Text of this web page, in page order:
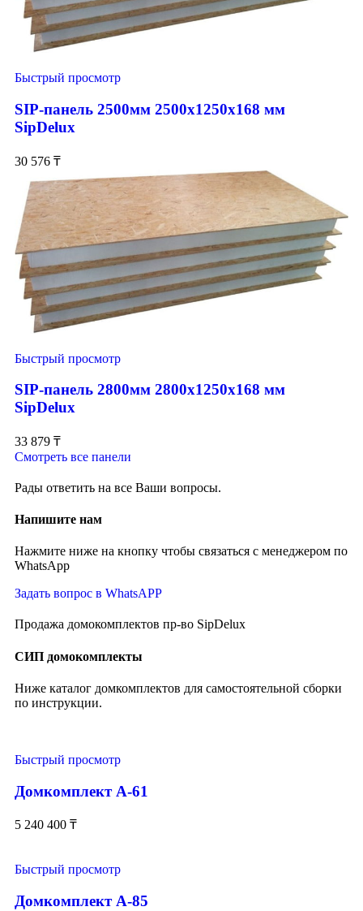
Быстрый просмотр
SIP-панель 2500мм 2500x1250x168 мм
SipDelux
30 576 ₸
Быстрый просмотр
SIP-панель 2800мм 2800x1250x168 мм
SipDelux
33 879 ₸
Смотреть все панели
Рады ответить на все Ваши вопросы.
Напишите нам
Нажмите ниже на кнопку чтобы связаться с менеджером по
WhatsApp
Задать вопрос в WhatsAPP
Продажа домокомплектов пр-во SipDelux
СИП домокомплекты
Ниже каталог домкомплектов для самостоятельной сборки
по инструкции.
Быстрый просмотр
Домкомплект А-61
5 240 400 ₸
Быстрый просмотр
Домкомплект А-85